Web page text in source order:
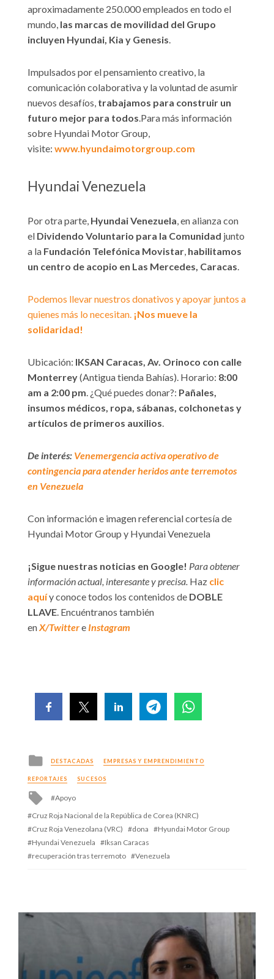
aproximadamente 250.000 empleados en todo el
mundo, las marcas de movilidad del Grupo
incluyen Hyundai, Kia y Genesis.
Impulsados por el pensamiento creativo, la
comunicación colaborativa y la voluntad de asumir
nuevos desafíos, trabajamos para construir un
futuro mejor para todos.Para más información
sobre Hyundai Motor Group,
visite: www.hyundaimotorgroup.com
Hyundai Venezuela
Por otra parte, Hyundai Venezuela, en alianza con
el Dividendo Voluntario para la Comunidad junto
a la Fundación Telefónica Movistar, habilitamos
un centro de acopio en Las Mercedes, Caracas.
Podemos llevar nuestros donativos y apoyar juntos a
quienes más lo necesitan. ¡Nos mueve la
solidaridad!
Ubicación: IKSAN Caracas, Av. Orinoco con calle
Monterrey(Antigua tienda Bahías). Horario: 8:00
am a 2:00 pm. ¿Qué puedes donar?: Pañales,
insumos médicos, ropa, sábanas, colchonetas y
artículos de primeros auxilios.
De interés: Venemergencia activa operativo de
contingencia para atender heridos ante terremotos
en Venezuela
Con información e imagen referencial cortesía de
Hyundai Motor Group y Hyundai Venezuela
¡Sigue nuestras noticias en Google! Para obtener
información actual, interesante y precisa. Haz clic
aquíy conoce todos los contenidos de DOBLE
LLAVE. Encuéntranos también
enX/Twittere Instagram
Posted
in
DESTACADAS EMPRESAS Y EMPRENDIMIENTO
REPORTAJES SUCESOS
Tagged
with
Apoyo
Cruz Roja Nacional de la República de Corea (KNRC)
Cruz Roja Venezolana (VRC)
dona
Hyundai Motor Group
Hyundai Venezuela
Iksan Caracas
recuperación tras terremoto
Venezuela